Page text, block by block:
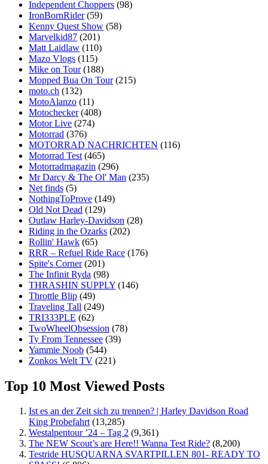
Independent Choppers (98)
IronBornRider (59)
Kenny Quest Show (58)
Marvelkid87 (201)
Matt Laidlaw (110)
Mazo Vlogs (115)
Mike on Tour (188)
Mopped Bua On Tour (215)
moto.ch (132)
MotoAlanzo (11)
Motochecker (408)
Motor Live (274)
Motorrad (376)
MOTORRAD NACHRICHTEN (116)
Motorrad Test (465)
Motorradmagazin (296)
Mr Darcy & The Ol' Man (235)
Net finds (5)
NothingToProve (149)
Old Not Dead (129)
Outlaw Harley-Davidson (28)
Riding in the Ozarks (202)
Rollin' Hawk (65)
RRR – Refuel Ride Race (176)
Spite's Corner (201)
The Infinit Ryda (98)
THRASHIN SUPPLY (146)
Throttle Blip (49)
Traveling Tall (249)
TRI333PLE (62)
TwoWheelObsession (78)
Ty From Tennessee (39)
Yammie Noob (544)
Zonkos Welt TV (221)
Top 10 Most Viewed Posts
Ist es an der Zeit sich zu trennen? | Harley Davidson Road
King Probefahrt (13,285)
Westalpentour ’24 – Tag 2 (9,361)
The NEW Scout’s are Here!! Wanna Test Ride? (8,200)
Testride HUSQUARNA SVARTPILLEN 801- READY TO